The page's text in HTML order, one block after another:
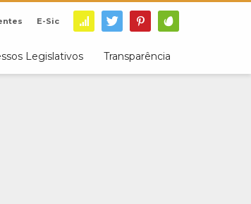
E-Sic
Legislativos Transparência